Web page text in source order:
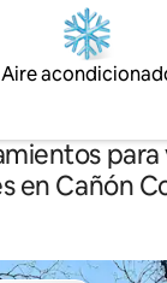
Aire
en Cañón